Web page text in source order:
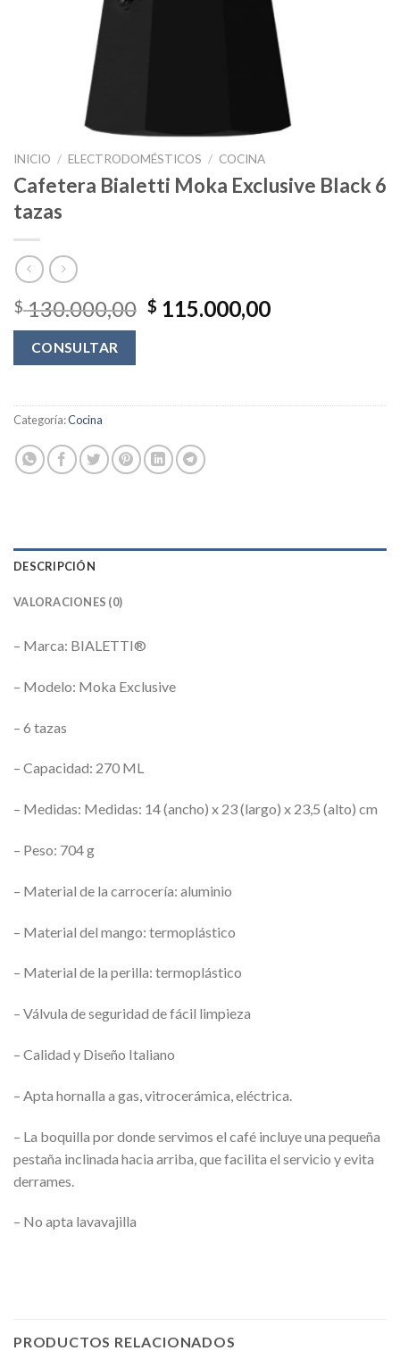
INICIO / ELECTRODOMÉSTICOS / COCINA
Cafetera Bialetti Moka Exclusive Black 6
tazas
$130.000,00 $ 115.000,00
CONSULTAR
Categoría:Cocina
DESCRIPCIÓN
VALORACIONES (0)
– Marca: BIALETTI®
– Modelo: Moka Exclusive
– 6 tazas
– Capacidad: 270 ML
– Medidas: Medidas: 14 (ancho) x 23 (largo) x 23,5 (alto) cm
– Peso: 704 g
– Material de la carrocería: aluminio
– Material del mango: termoplástico
– Material de la perilla: termoplástico
– Válvula de seguridad de fácil limpieza
– Calidad y Diseño Italiano
– Apta hornalla a gas, vitrocerámica, eléctrica.
– La boquilla por donde servimos el café incluye una pequeña
pestaña inclinada hacia arriba, que facilita el servicio y evita
derrames.
– No apta lavavajilla
PRODUCTOS RELACIONADOS